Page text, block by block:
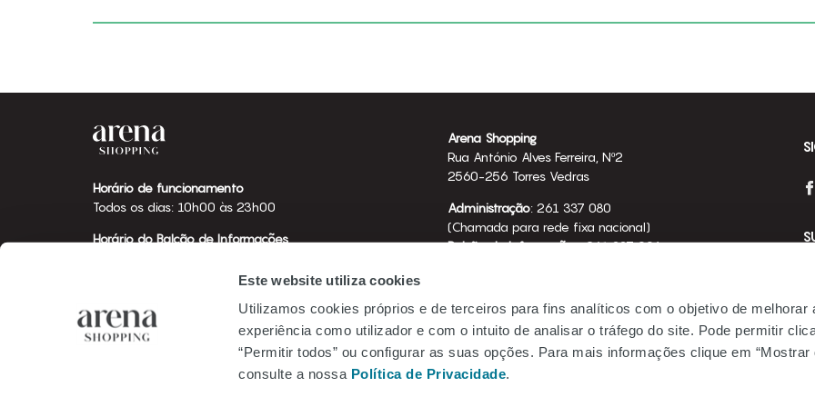
Este website utiliza cookies
Utilizamos cookies próprios e de terceiros para fins analíticos com o objetivo de melhorar
experiência como utilizador e com o intuito de analisar o tráfego do site. Pode permitir
“Permitir todos” ou configurar as suas opções. Para mais informações clique em “Mostrar
consulte a nossa Política de Privacidade.
Horário de funcionamento
Todos os dias: 10h00 às 23h00
Horário do Balcão de Informações
Arena Shopping
Rua António Alves Ferreira, Nº2
2560-256 Torres Vedras
Administração: 261 337 080
(Chamada para rede fixa nacional)
Balcão de Informações: 261 337 094
Emprego
Be.Mundicenter